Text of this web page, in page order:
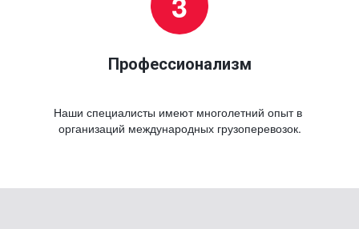
Профессионализм
Наши специалисты имеют многолетний опыт в
организаций международных грузоперевозок.